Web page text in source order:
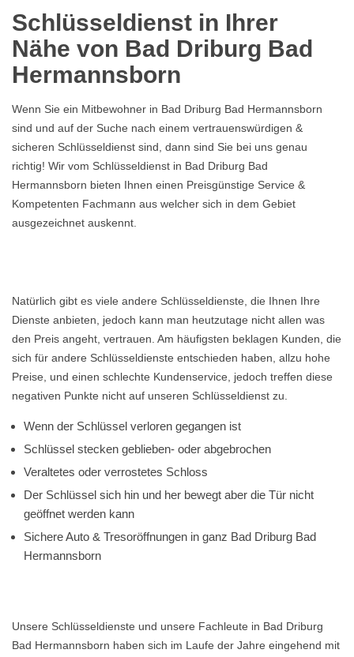
Schlüsseldienst in Ihrer
Nähe von Bad Driburg Bad
Hermannsborn
Wenn Sie ein Mitbewohner in Bad Driburg Bad Hermannsborn
sind und auf der Suche nach einem vertrauenswürdigen &
sicheren Schlüsseldienst sind, dann sind Sie bei uns genau
richtig! Wir vom Schlüsseldienst in Bad Driburg Bad
Hermannsborn bieten Ihnen einen Preisgünstige Service &
Kompetenten Fachmann aus welcher sich in dem Gebiet
ausgezeichnet auskennt.
Natürlich gibt es viele andere Schlüsseldienste, die Ihnen Ihre
Dienste anbieten, jedoch kann man heutzutage nicht allen was
den Preis angeht, vertrauen. Am häufigsten beklagen Kunden, die
sich für andere Schlüsseldienste entschieden haben, allzu hohe
Preise, und einen schlechte Kundenservice, jedoch treffen diese
negativen Punkte nicht auf unseren Schlüsseldienst zu.
Wenn der Schlüssel verloren gegangen ist
Schlüssel stecken geblieben- oder abgebrochen
Veraltetes oder verrostetes Schloss
Der Schlüssel sich hin und her bewegt aber die Tür nicht
geöffnet werden kann
Sichere Auto & Tresoröffnungen in ganz Bad Driburg Bad
Hermannsborn
Unsere Schlüsseldienste und unsere Fachleute in Bad Driburg
Bad Hermannsborn haben sich im Laufe der Jahre eingehend mit